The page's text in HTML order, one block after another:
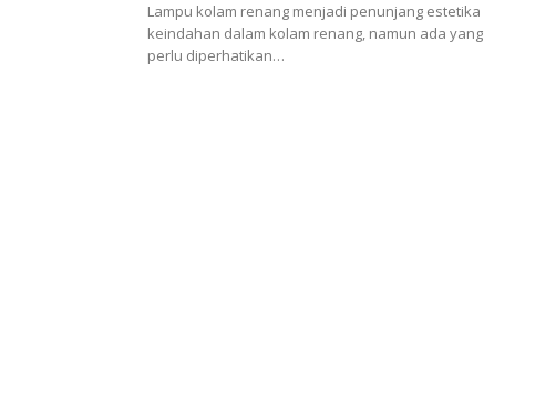
Lampu kolam renang menjadi penunjang estetika
keindahan dalam kolam renang, namun ada yang
perlu diperhatikan…